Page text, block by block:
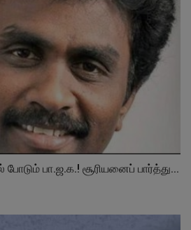
போடும் பா.ஜ.க.! சூரியனைப் பார்த்து...